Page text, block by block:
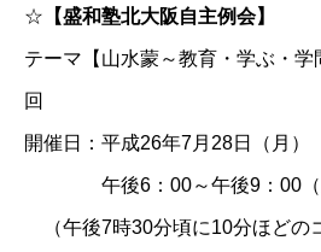
☆ 【盛和塾北大阪自主例会】
テーマ【山水蒙～教育・学ぶ・
回
開催日：平成26年7月28日（月）
午後6：00～午後9：00（受
（午後7時30分頃に10分ほどの